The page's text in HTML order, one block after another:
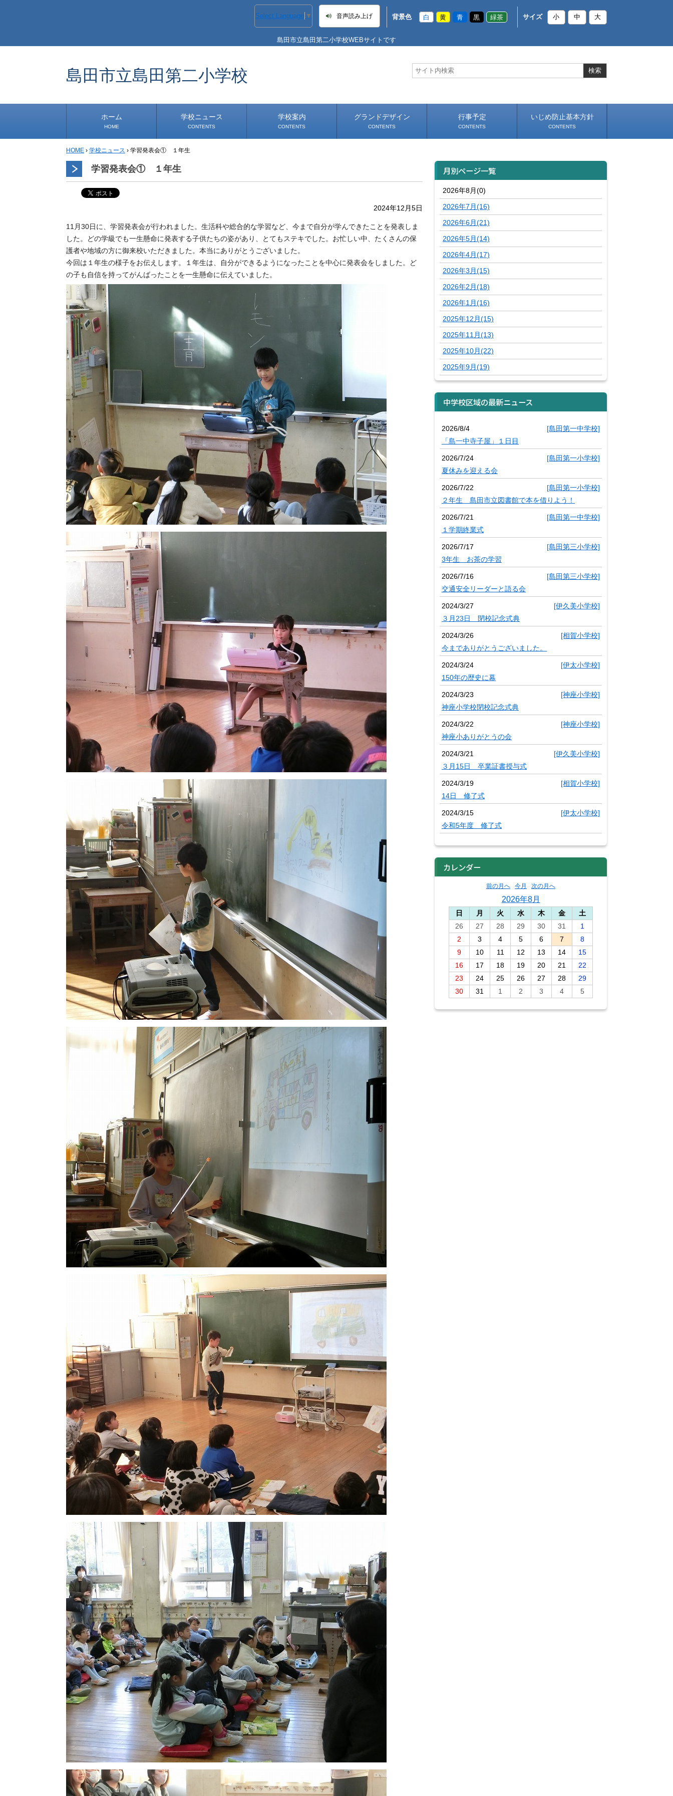
Select Language ▼ 音声読み上げ 背景色 白 黄 青 黒 緑茶 サイズ 小 中 大
島田市立島田第二小学校WEBサイトです
島田市立島田第二小学校
ホーム
HOME
学校ニュース
CONTENTS
学校から
安心・安全
1年生
2年生
3年生
4年生
5年生
6年生
事務・保健室から
児童会・部活から
研修
小中連携事業
その他
学校案内
CONTENTS
グランドデザイン
CONTENTS
行事予定
CONTENTS
いじめ防止基本方針
CONTENTS
HOME › 学校ニュース › 学習発表会① １年生
学習発表会① １年生
2024年12月5日
11月30日に、学習発表会が行われました。生活科や総合的な学習など、今まで自分が学んできたことを発表しま
した。どの学級でも一生懸命に発表する子供たちの姿があり、とてもステキでした。お忙しい中、たくさんの保
護者や地域の方に御来校いただきました。本当にありがとうございました。
今回は１年生の様子をお伝えします。１年生は、自分ができるようになったことを中心に発表会をしました。ど
の子も自信を持ってがんばったことを一生懸命に伝えていました。
月別ページ一覧
2026年8月(0)
2026年7月(16)
2026年6月(21)
2026年5月(14)
2026年4月(17)
2026年3月(15)
2026年2月(18)
2026年1月(16)
2025年12月(15)
2025年11月(13)
2025年10月(22)
2025年9月(19)
中学校区域の最新ニュース
2026/8/4
[島田第一中学校]
「島一中寺子屋」１日目
2026/7/24
[島田第一小学校]
夏休みを迎える会
2026/7/22
[島田第一小学校]
２年生 島田市立図書館で本を借りよう！
2026/7/21
[島田第一中学校]
１学期終業式
2026/7/17
[島田第三小学校]
3年生 お茶の学習
2026/7/16
[島田第三小学校]
交通安全リーダーと語る会
2024/3/27
[伊久美小学校]
３月23日 閉校記念式典
2024/3/26
[相賀小学校]
今までありがとうございました。
2024/3/24
[伊太小学校]
150年の歴史に幕
2024/3/23
[神座小学校]
神座小学校閉校記念式典
2024/3/22
[神座小学校]
神座小ありがとうの会
2024/3/21
[伊久美小学校]
３月15日 卒業証書授与式
2024/3/19
[相賀小学校]
14日 修了式
2024/3/15
[伊太小学校]
令和5年度 修了式
カレンダー
前の月へ 今月 次の月へ
2026年8月
日 月 火 水 木 金
土
26
27 28 29 30 31
1
2
3 4 5 6 7
8
9
10 11 12 13 14
15
16
17 18 19 20 21
22
23
24 25 26 27 28
29
30
31 1 2 3 4 5